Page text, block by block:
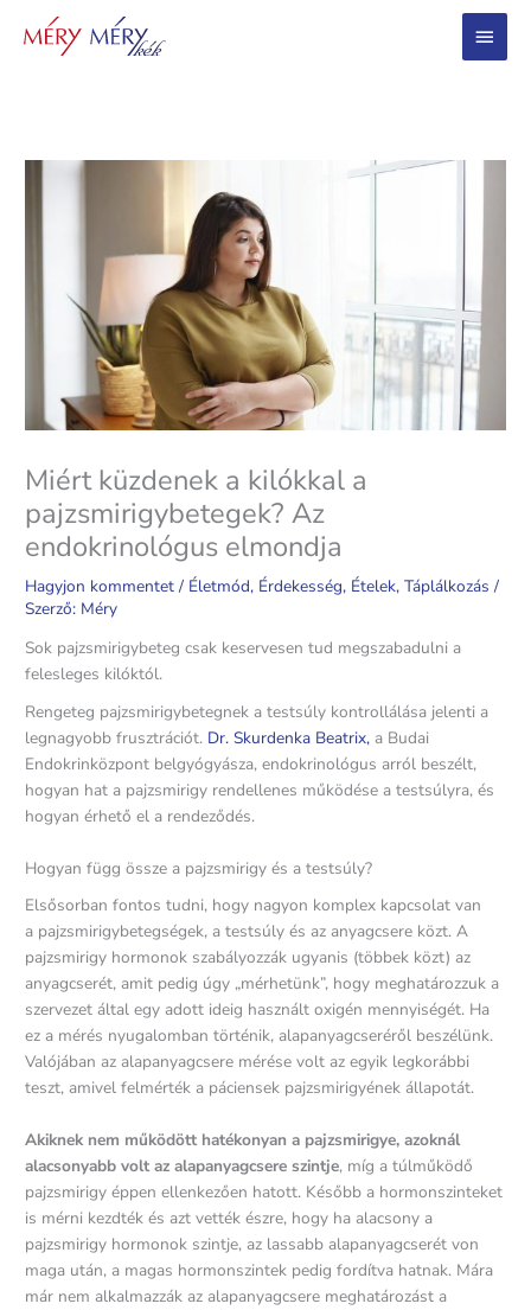
Main
Menu
Miért küzdenek a kilókkal a
pajzsmirigybetegek? Az
endokrinológus elmondja
Hagyjon kommentet / Életmód, Érdekesség, Ételek,Táplálkozás /
Szerző: Méry
Sok pajzsmirigybeteg csak keservesen tud megszabadulni a
felesleges kilóktól.
Rengeteg pajzsmirigybetegnek a testsúly kontrollálása jelenti a
legnagyobb frusztrációt. Dr. Skurdenka Beatrix, a Budai
Endokrinközpont belgyógyásza, endokrinológus arról beszélt,
hogyan hat a pajzsmirigy rendellenes működése a testsúlyra, és
hogyan érhető el a rendeződés.
Hogyan függ össze a pajzsmirigy és a testsúly?
Elsősorban fontos tudni, hogy nagyon komplex kapcsolat van
a pajzsmirigybetegségek, a testsúly és az anyagcsere közt. A
pajzsmirigy hormonok szabályozzák ugyanis (többek közt) az
anyagcserét, amit pedig úgy „mérhetünk”, hogy meghatározzuk a
szervezet által egy adott ideig használt oxigén mennyiségét. Ha
ez a mérés nyugalomban történik, alapanyagcseréről beszélünk.
Valójában az alapanyagcsere mérése volt az egyik legkorábbi
teszt, amivel felmérték a páciensek pajzsmirigyének állapotát.
Akiknek nem működött hatékonyan a pajzsmirigye, azoknál
alacsonyabb volt az alapanyagcsere szintje, míg a túlműködő
pajzsmirigy éppen ellenkezően hatott. Később a hormonszinteket
is mérni kezdték és azt vették észre, hogy ha alacsony a
pajzsmirigy hormonok szintje, az lassabb alapanyagcserét von
maga után, a magas hormonszintek pedig fordítva hatnak. Mára
már nem alkalmazzák az alapanyagcsere meghatározást a